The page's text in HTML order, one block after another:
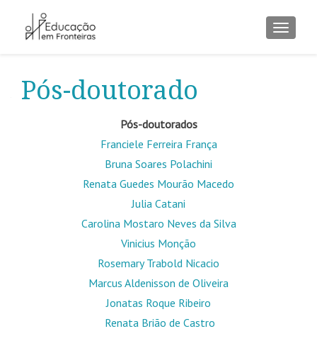
Pós-doutorado
Pós-doutorados
Franciele Ferreira França
Bruna Soares Polachini
Renata Guedes Mourão Macedo
Julia Catani
Carolina Mostaro Neves da Silva
Vinicius Monção
Rosemary Trabold Nicacio
Marcus Aldenisson de Oliveira
Jonatas Roque Ribeiro
Renata Brião de Castro